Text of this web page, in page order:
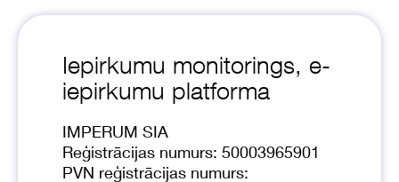
Iepirkumu monitorings, e-
iepirkumu platforma
IMPERUM SIA
Reģistrācijas numurs: 50003965901
PVN reģistrācijas numurs: